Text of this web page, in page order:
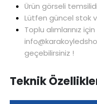
Ürün görseli
Lütfen güncel stok
Toplu alımlarınız
geçebilirsiniz !
Teknik